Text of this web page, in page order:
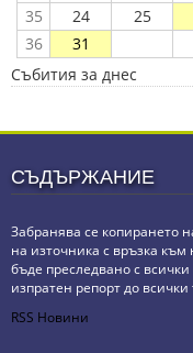
35
24 25
36
31
Събития за днес
СЪДЪРЖАНИЕ
Забранява се копирането
на източника с връзка
бъде преследвано с
изпратен репорт до
RSS Новини